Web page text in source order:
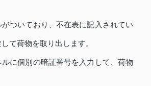
ついており、不在表に記入されてい
て荷物を取り出します。
に個別の暗証番号を入力して、荷物